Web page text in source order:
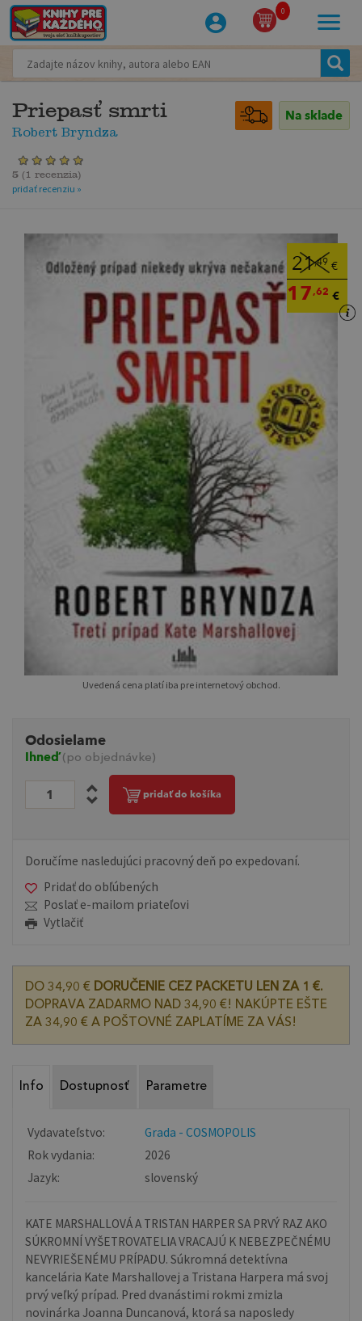
0
Priepasť smrti
Robert Bryndza
Na sklade
5 ( 1 recenzia)
pridať recenziu »
21,49 €
17,62 €
Uvedená cena platí iba pre internetový obchod.
Odosielame
Ihneď(po objednávke)
pridať do košíka
Doručíme nasledujúci pracovný deň po expedovaní.
Pridať do obľúbených
Poslať e-mailom priateľovi
Vytlačiť
DO 34,90 € DORUČENIE CEZ PACKETU LEN ZA 1 €.
DOPRAVA ZADARMO NAD 34,90 €! NAKÚPTE EŠTE
ZA 34,90 € A POŠTOVNÉ ZAPLATÍME ZA VÁS!
Info Dostupnosť Parametre
Vydavateľstvo:
Grada - COSMOPOLIS
Rok vydania:
2026
Jazyk:
slovenský
KATE MARSHALLOVÁ A TRISTAN HARPER SA PRVÝ RAZ AKO
SÚKROMNÍ VYŠETROVATELIA VRACAJÚ K NEBEZPEČNÉMU
NEVYRIEŠENÉMU PRÍPADU. Súkromná detektívna
kancelária Kate Marshallovej a Tristana Harpera má svoj
prvý veľký prípad. Pred dvanástimi rokmi zmizla
novinárka Joanna Duncanová, ktorá sa naposledy